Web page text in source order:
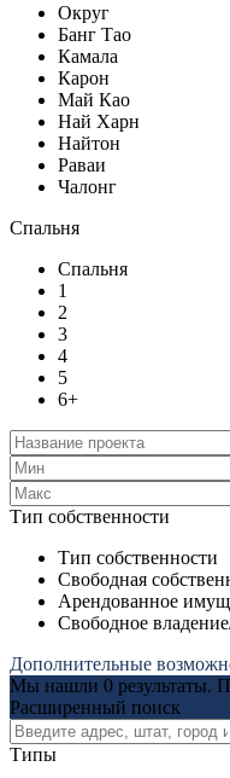
Округ
Банг Тао
Камала
Карон
Май Као
Най Харн
Найтон
Раваи
Чалонг
Спальня
Спальня
1
2
3
4
5
6+
Тип собственности
Тип собственности
Свободная
Арендованное
Свободное
Дополнительные
Мы нашли 0 результаты.
Расширенный поиск
Типы